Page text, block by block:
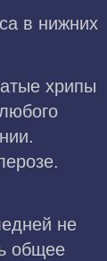
в нижних
хрипы
не
общее